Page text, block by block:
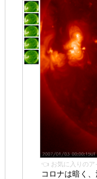
👈 お気に入りのア
コロナは暗く